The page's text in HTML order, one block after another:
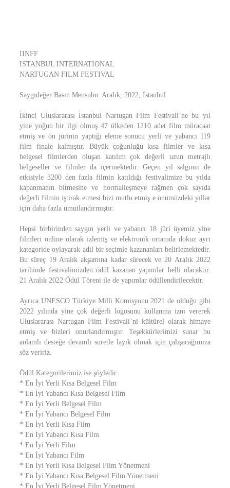
IINFF
ISTANBUL INTERNATIONAL
NARTUGAN FILM FESTIVAL
Saygıdeğer Basın Mensubu. Aralık, 2022, İstanbul
İkinci Uluslararası İstanbul Nartugan Film Festivali’ne bu yıl
yine yoğun bir ilgi olmuş 47 ülkeden 1210 adet film müracaat
etmiş ve ön jürinin yaptığı eleme sonucu yerli ve yabancı 119
film finale kalmıştır. Büyük çoğunluğu kısa filmler ve kısa
belgesel filmlerden oluşan katılım çok değerli uzun metrajlı
belgeseller ve filmler da içermektedir. Geçen yıl salgının de
etkisiyle 3200 den fazla filmin katıldığı festivalimize bu yılda
kapanmanın bitmesine ve normalleşmeye rağmen çok sayıda
değerli filmin iştirak etmesi bizi mutlu etmiş e önümüzdeki yıllar
için daha fazla umutlandırmıştır.
Hepsi birbirinden saygın yerli ve yabancı 18 jüri üyemiz yine
filmleri online olarak izlemiş ve elektronik ortamda dokuz ayrı
kategoride oylayarak adil bir seçimle kazananları belirlemektedir.
Bu süreç 19 Aralık akşamına kadar sürecek ve 20 Aralık 2022
tarihinde festivalimizden ödül kazanan yapımlar belli olacaktır.
21 Aralık 2022 Ödül Töreni ile de yapımlar ödüllendirilecektir.
Ayrıca UNESCO Türkiye Milli Komisyonu 2021 de olduğu gibi
2022 yılında yine çok değerli logosunu kullanma izni vererek
Uluslararası Nartugan Film Festivali’ni kültürel olarak himaye
etmiş ve bizleri onurlandırmıştır. Teşekkürlerimizi sunar bu
anlamlı desteğe devamlı suretle layık olmak için çalışacağımıza
söz veririz.
Ödül Kategorilerimiz ise şöyledir.
* En İyi Yerli Kısa Belgesel Film
* En İyi Yabancı Kısa Belgesel Film
* En İyi Yerli Belgesel Film
* En İyi Yabancı Belgesel Film
* En İyi Yerli Kısa Film
* En İyi Yabancı Kısa Film
* En İyi Yerli Film
* En İyi Yabancı Film
* En İyi Yerli Kısa Belgesel Film Yönetmeni
* En İyi Yabancı Kısa Belgesel Film Yönetmeni
* En İyi Yerli Belgesel Film Yönetmeni